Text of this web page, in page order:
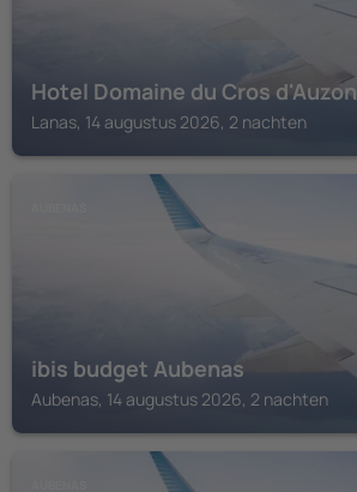
Hotel Domaine du Cros d'Auzon
Lanas, 14 augustus 2026, 2 nachten
ibis budget Aubenas
Aubenas, 14 augustus 2026, 2 nachten